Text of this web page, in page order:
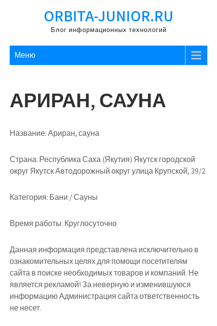
ORBITA-JUNIOR.RU
Блог информационных технологий
Меню
АРИРАН, САУНА
Название:Ариран, сауна
Страна: Республика Саха (Якутия) Якутск городской
округ Якутск Автодорожный округ улица Крупской, 39/2
Категория: Бани / Сауны
Время работы: Круглосуточно
Данная информация представлена исключительно в
ознакомительных целях для помощи посетителям
сайта в поиске необходимых товаров и компаний. Не
является рекламой! За неверную и изменившуюся
информацию Администрация сайта ответственность
не несет.